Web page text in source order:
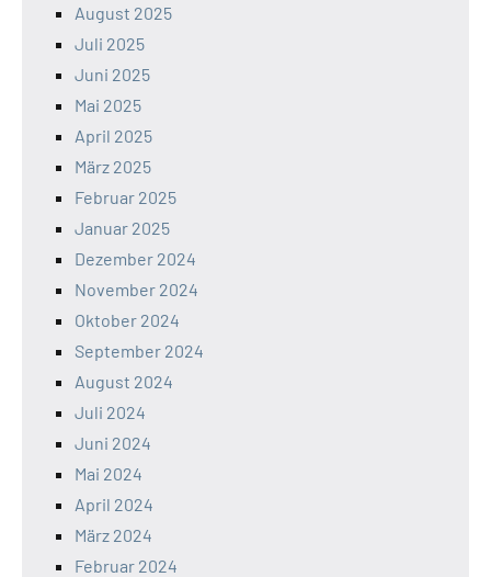
August 2025
Juli 2025
Juni 2025
Mai 2025
April 2025
März 2025
Februar 2025
Januar 2025
Dezember 2024
November 2024
Oktober 2024
September 2024
August 2024
Juli 2024
Juni 2024
Mai 2024
April 2024
März 2024
Februar 2024